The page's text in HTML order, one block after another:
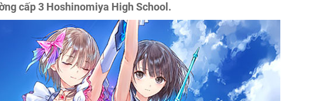
cấp 3 Hoshinomiya High School.